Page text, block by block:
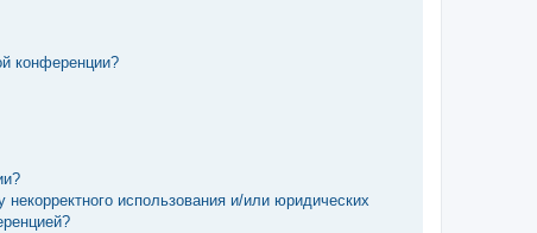
конференции?
использования и/или юридических